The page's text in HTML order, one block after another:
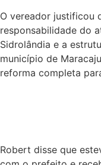
O vereador justificou
responsabilidade do
Sidrolândia e a
município de
reforma completa
Robert disse que